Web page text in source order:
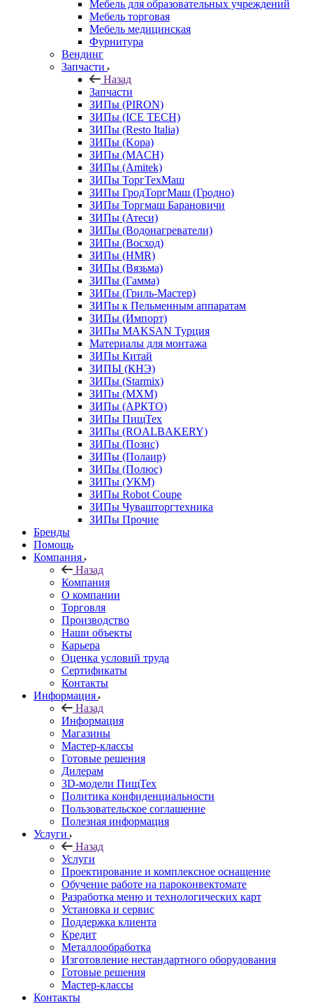
Мебель для образовательных учреждений
Мебель торговая
Мебель медицинская
Фурнитура
Вендинг
Запчасти
Назад
Запчасти
ЗИПы (PIRON)
ЗИПы (ICE TECH)
ЗИПы (Resto Italia)
ЗИПы (Kopa)
ЗИПы (MACH)
ЗИПы (Amitek)
ЗИПы ТоргТехМаш
ЗИПы ГродТоргМаш (Гродно)
ЗИПы Торгмаш Барановичи
ЗИПы (Атеси)
ЗИПы (Водонагреватели)
ЗИПы (Восход)
ЗИПы (HMR)
ЗИПы (Вязьма)
ЗИПы (Гамма)
ЗИПы (Гриль-Мастер)
ЗИПы к Пельменным аппаратам
ЗИПы (Импорт)
ЗИПы MAKSAN Турция
Материалы для монтажа
ЗИПы Китай
ЗИПЫ (КНЭ)
ЗИПы (Starmix)
ЗИПы (МХМ)
ЗИПы (АРКТО)
ЗИПы ПищТех
ЗИПы (ROALBAKERY)
ЗИПы (Позис)
ЗИПы (Полаир)
ЗИПы (Полюс)
ЗИПы (УКМ)
ЗИПы Robot Coupe
ЗИПы Чувашторгтехника
ЗИПы Прочие
Бренды
Помощь
Компания
Назад
Компания
О компании
Торговля
Производство
Наши объекты
Карьера
Оценка условий труда
Сертификаты
Контакты
Информация
Назад
Информация
Магазины
Мастер-классы
Готовые решения
Дилерам
3D-модели ПищТех
Политика конфиденциальности
Пользовательское соглашение
Полезная информация
Услуги
Назад
Услуги
Проектирование и комплексное оснащение
Обучение работе на пароконвектомате
Разработка меню и технологических карт
Установка и сервис
Поддержка клиента
Кредит
Металлообработка
Изготовление нестандартного оборудования
Готовые решения
Мастер-классы
Контакты